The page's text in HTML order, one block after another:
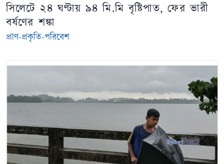
সিলেটে ২৪ ঘণ্টায় ৯৪ মি.মি বৃষ্টিপাত, ফের ভারী
বর্ষণের শঙ্কা
প্রাণ-প্রকৃতি-পরিবেশ